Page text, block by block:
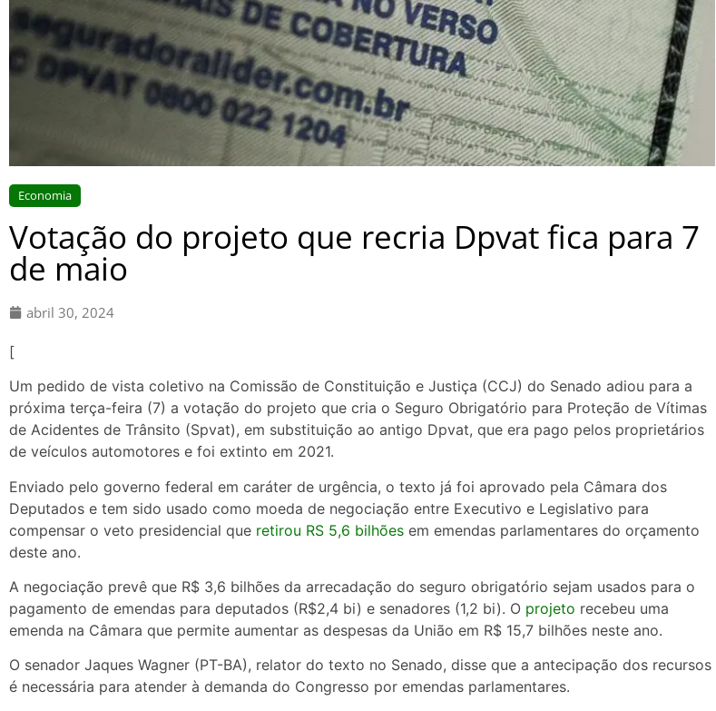
Economia
Votação do projeto que recria Dpvat fica para 7
de maio
abril 30, 2024
[
Um pedido de vista coletivo na Comissão de Constituição e Justiça (CCJ) do Senado adiou para a
próxima terça-feira (7) a votação do projeto que cria o Seguro Obrigatório para Proteção de Vítimas
de Acidentes de Trânsito (Spvat), em substituição ao antigo Dpvat, que era pago pelos proprietários
de veículos automotores e foi extinto em 2021.
Enviado pelo governo federal em caráter de urgência, o texto já foi aprovado pela Câmara dos
Deputados e tem sido usado como moeda de negociação entre Executivo e Legislativo para
compensar o veto presidencial que retirou RS 5,6 bilhões em emendas parlamentares do orçamento
deste ano.
A negociação prevê que R$ 3,6 bilhões da arrecadação do seguro obrigatório sejam usados para o
pagamento de emendas para deputados (R$2,4 bi) e senadores (1,2 bi). O projeto recebeu uma
emenda na Câmara que permite aumentar as despesas da União em R$ 15,7 bilhões neste ano.
O senador Jaques Wagner (PT-BA), relator do texto no Senado, disse que a antecipação dos recursos
é necessária para atender à demanda do Congresso por emendas parlamentares.